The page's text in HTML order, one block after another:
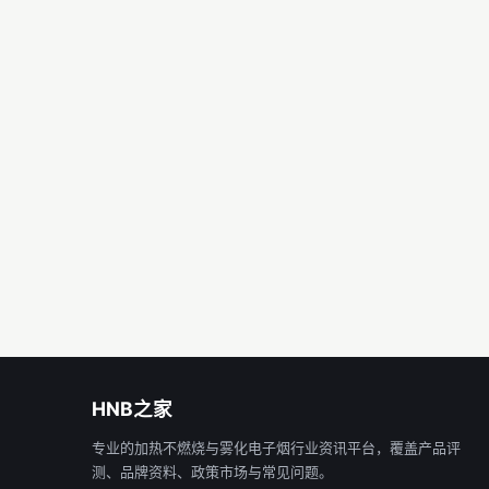
HNB之家
专业的加热不燃烧与雾化电子烟行业资讯平台，覆盖产品评
测、品牌资料、政策市场与常见问题。